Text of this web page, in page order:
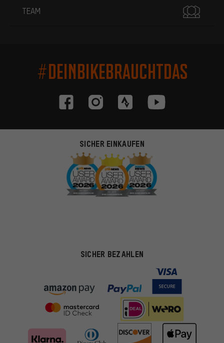
TEAM
#DEINBIKEBRAUCHTDAS
SICHER EINKAUFEN
SICHER BEZAHLEN